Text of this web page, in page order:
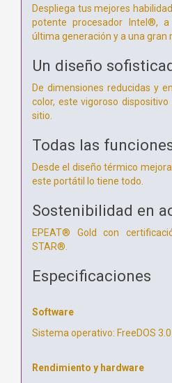
Despliega tus mejores
potente procesador Intel®,
última generación y a una gran
Un diseño
De dimensiones reducidas y
color, este vigoroso
sitio.
Todas las
Desde el diseño térmico
este portátil lo tiene todo.
Sostenibilidad en
EPEAT® Gold con
STAR®.
Especificaciones
Software
Sistema operativo: FreeDOS 3.0
Rendimiento y hardware